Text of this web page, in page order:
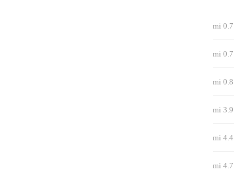
0.7 mi
0.7 mi
0.8 mi
3.9 mi
4.4 mi
4.7 mi